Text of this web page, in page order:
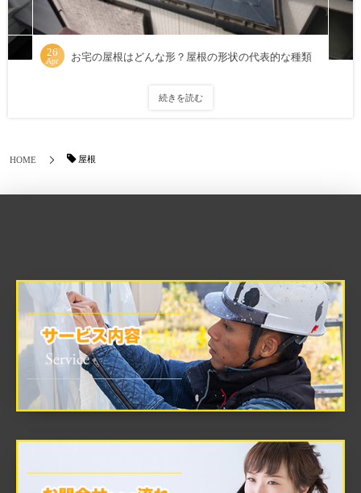
26
Apr お宅の屋根はどんな形？屋根の形状の代表的な種類
続きを読む
HOME 屋根